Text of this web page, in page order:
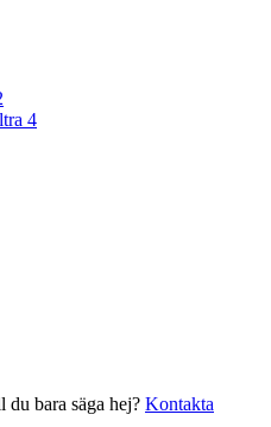
4
bara säga hej? Kontakta